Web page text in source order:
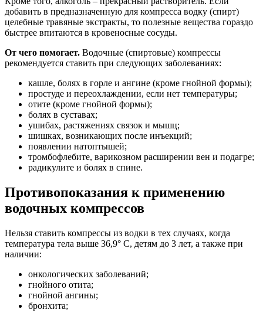
добавить в предназначенную для компресса водку (спирт)
целебные травяные экстракты, то полезные вещества гораздо
быстрее впитаются в кровеносные сосуды.
От чего помогает. Водочные (спиртовые) компрессы
рекомендуется ставить при следующих заболеваниях:
кашле, болях в горле и ангине (кроме гнойной формы);
простуде и переохлаждении, если нет температуры;
отите (кроме гнойной формы);
болях в суставах;
ушибах, растяжениях связок и мышц;
шишках, возникающих после инъекций;
появлении натоптышей;
тромбофлебите, варикозном расширении вен и подагре;
радикулите и болях в спине.
Противопоказания к применению
водочных компрессов
Нельзя ставить компрессы из водки в тех случаях, когда
температура тела выше 36,9° C, детям до 3 лет, а также при
наличии:
онкологических заболеваний;
гнойного отита;
гнойной ангины;
бронхита;